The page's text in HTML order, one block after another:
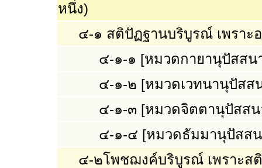
หนึ่ง)
๔-๑ สติปัฏฐานบริบูรณ์ เพราะ
๔-๑-๑ [หมวดกายานุปัสสน
๔-๑-๒ [หมวดเวทนานุปัสส
๔-๑-๓ [หมวดจิตตานุปัสสน
๔-๑-๔ [หมวดธัมมานุปัสส
๔-๒โพชฌงค์บริบูรณ์ เพราะส